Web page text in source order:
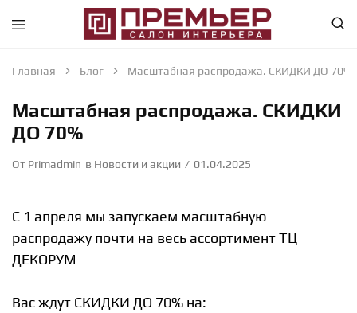
Премьер
Салон
Абакан
Крупнейший
Абакане
интерьерного
направления
Главная Блог Масштабная распродажа. СКИДКИ ДО 70%
Масштабная распродажа. СКИДКИ
ДО 70%
От Primadmin в Новости и акции 01.04.2025
С 1 апреля мы запускаем масштабную
распродажу почти на весь ассортимент ТЦ
ДЕКОРУМ
Вас ждут СКИДКИ ДО 70% на: